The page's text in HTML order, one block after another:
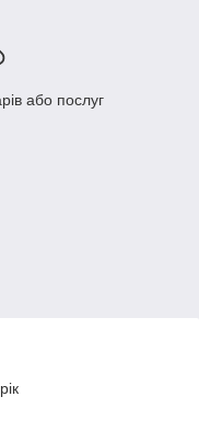
або послуг